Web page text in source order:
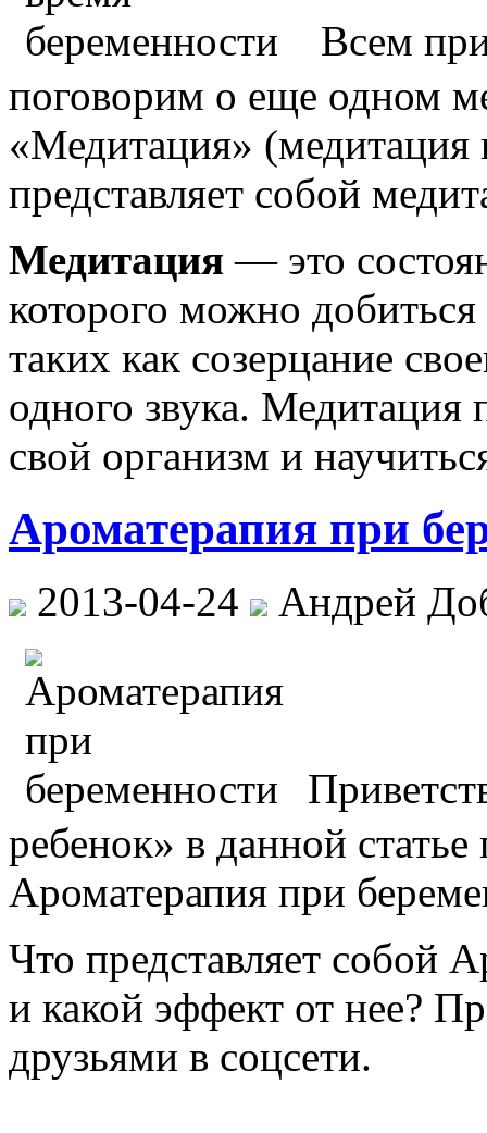
Всем
поговорим о еще одном
«Медитация» (медитация
представляет собой
Медитация — это
которого можно
таких как созерцание
одного звука. Медитация
свой организм и
Ароматерапия при
2013-04-24 Андрей
ребенок» в данной
Ароматерапия при
Что представляет собой
и какой эффект от нее?
друзьями в соцсети.